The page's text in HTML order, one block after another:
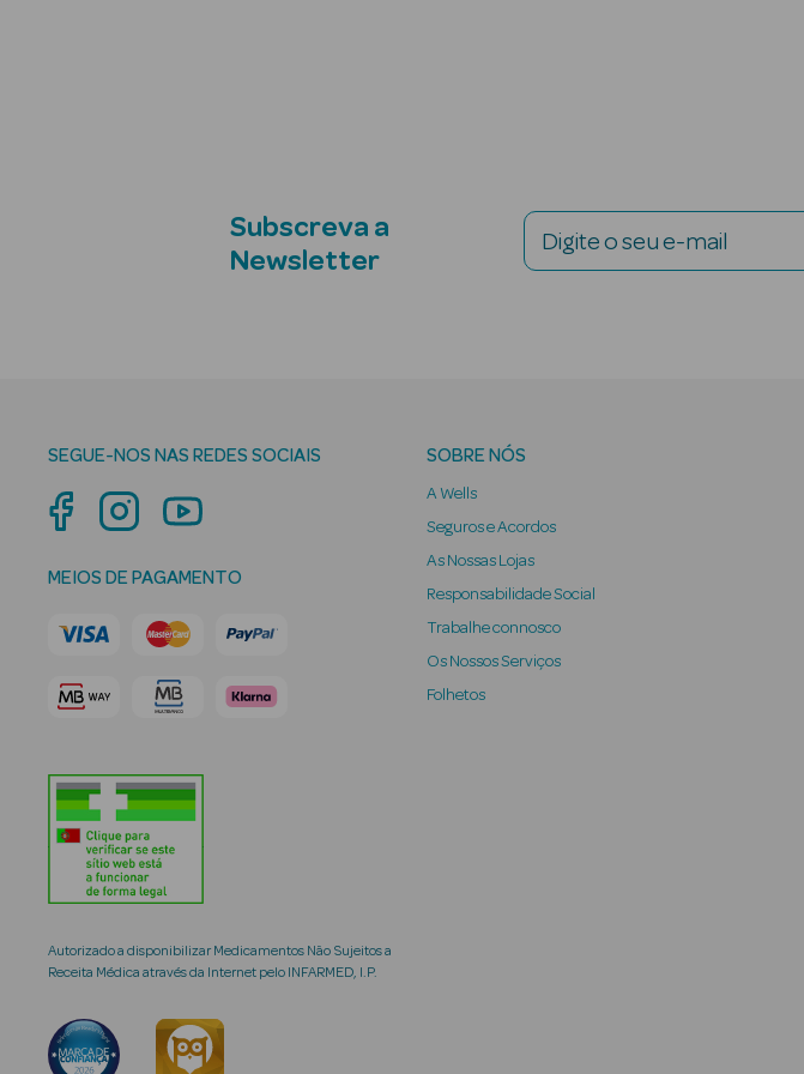
Subscreva a
Newsletter
Digite o seu e-mail
SEGUE-NOS NAS REDES SOCIAIS
MEIOS DE PAGAMENTO
Autorizado a disponibilizar Medicamentos Não Sujeitos a
Receita Médica através da Internet pelo INFARMED, I.P.
SOBRE NÓS
A Wells
Seguros e Acordos
As Nossas Lojas
Responsabilidade Social
Trabalhe connosco
Os Nossos Serviços
Folhetos